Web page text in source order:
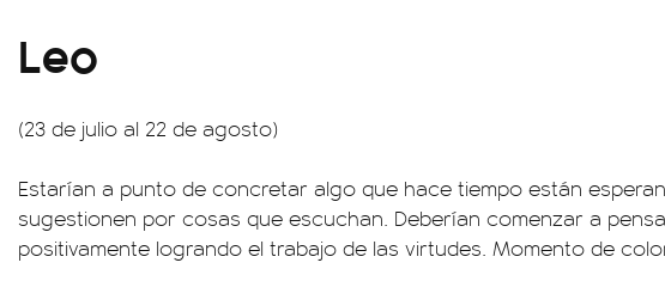
Leo
(23 de julio al 22 de agosto)
Estarían a punto de concretar algo que hace tiempo están
sugestionen por cosas que escuchan. Deberían comenzar a
positivamente logrando el trabajo de las virtudes. Momento de